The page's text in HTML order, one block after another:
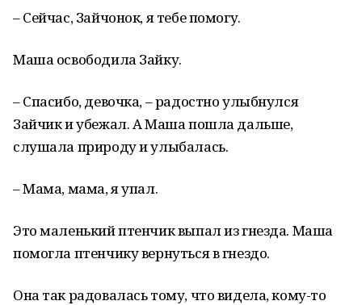
– Сейчас, Зайчонок, я тебе помогу.
Маша освободила Зайку.
– Спасибо, девочка, – радостно улыбнулся
Зайчик и убежал. А Маша пошла дальше,
слушала природу и улыбалась.
– Мама, мама, я упал.
Это маленький птенчик выпал из гнезда. Маша
помогла птенчику вернуться в гнездо.
Она так радовалась тому, что видела, кому-то